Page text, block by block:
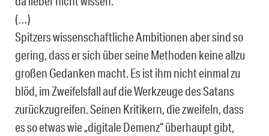
(…)
Spitzers wissenschaftliche Ambitionen aber sind so
gering, dass er sich über seine Methoden keine allzu
großen Gedanken macht. Es ist ihm nicht einmal zu
blöd, im Zweifelsfall auf die Werkzeuge des Satans
zurückzugreifen. Seinen Kritikern, die zweifeln, dass
es so etwas wie „digitale Demenz“ überhaupt gibt,